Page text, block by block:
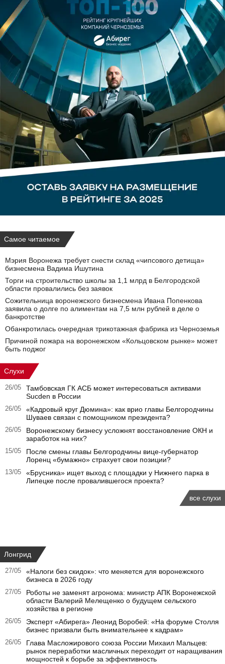
Самое читаемое
Мэрия Воронежа требует снести склад «чипсового детища»
бизнесмена Вадима Ишутина
Торги на строительство школы за 1,1 млрд в Белгородской
области провалились без заявок
Сожительница воронежского бизнесмена Ивана Попенкова
заявила о долге по алиментам на 7,5 млн рублей в деле о
банкротстве
Обанкротилась очередная трикотажная фабрика из Черноземья
Причиной пожара на воронежском «Кольцовском рынке» может
быть поджог
Слухи
26/05
Тамбовская ГК АСБ может интересоваться активами
Sucden в России
26/05
«Кадровый круг Дюмина»: как врио главы Белгородчины
Шуваев связан с помощником президента?
26/05
Воронежскому бизнесу усложнят восстановление ОКН и
заработок на них?
15/05
После смены главы Белгородчины вице-губернатор
Лоренц «бумажно» страхует свои позиции?
13/05
«Брусника» ищет выход с площадки у Нижнего парка в
Липецке после провалившегося проекта?
все слухи
Лонгрид
27/05
«Налоги без скидок»: что меняется для воронежского
бизнеса в 2026 году
27/05
Роботы не заменят агронома: министр АПК Воронежской
области Валерий Мелещенко о будущем сельского
хозяйства в регионе
26/05
Эксперт «Абирега» Леонид Воробей: «На форуме Столля
бизнес призвали быть внимательнее к кадрам»
26/05
Глава Масложирового союза России Михаил Мальцев:
рынок переработки масличных переходит от наращивания
мощностей к борьбе за эффективность